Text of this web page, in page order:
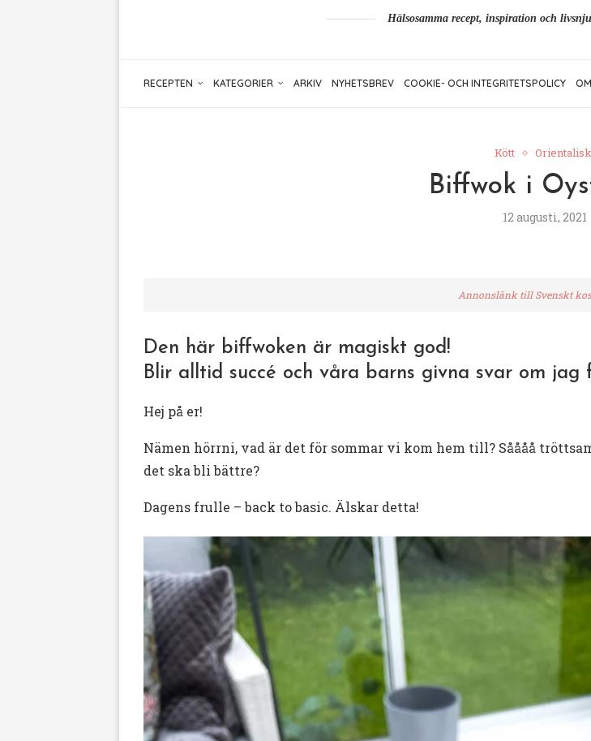
Hälsosamma recept, inspiration och
RECEPTEN KATEGORIER ARKIV NYHETSBREV COOKIE- OCH INTEGRITETSPOLICY
Kött
Biffwok i
12 augusti, 2021
Annonslänk till Svenskt
Den här biffwoken är magiskt god!
Blir alltid succé och våra barns givna svar om
Hej på er!
Nämen hörrni, vad är det för sommar vi kom hem till? Såååå
det ska bli bättre?
Dagens frulle – back to basic. Älskar detta!